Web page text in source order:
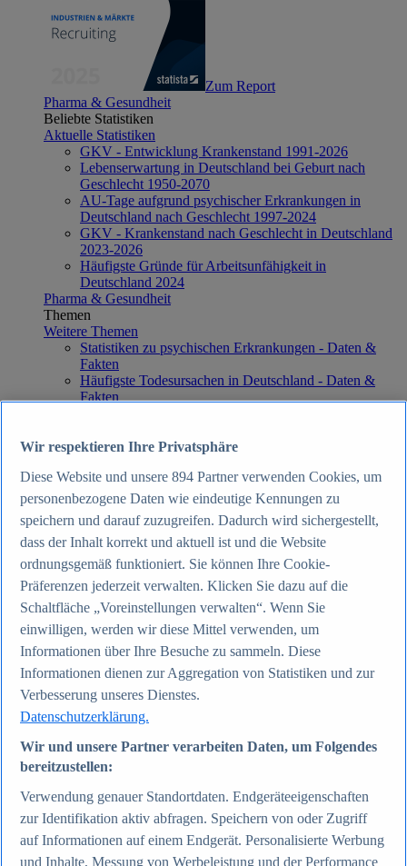
Zum Report
Pharma & Gesundheit
Beliebte Statistiken
Aktuelle Statistiken
GKV - Entwicklung Krankenstand 1991-2026
Lebenserwartung in Deutschland bei Geburt nach
Geschlecht 1950-2070
AU-Tage aufgrund psychischer Erkrankungen in
Deutschland nach Geschlecht 1997-2024
GKV - Krankenstand nach Geschlecht in Deutschland
2023-2026
Häufigste Gründe für Arbeitsunfähigkeit in
Deutschland 2024
Pharma & Gesundheit
Themen
Weitere Themen
Statistiken zu psychischen Erkrankungen - Daten &
Fakten
Häufigste Todesursachen in Deutschland - Daten &
Fakten
Zum Report
Internet
Beliebte Statistiken
Aktuelle Statistiken
Anzahl der Social-Media-Nutzer weltweit 2012-2025
Social Networks mit den meisten Nutzern weltweit
2025
Soziale Netzwerke in Deutschland nach Generationen
2025
Instagram - Nutzung nach Alter und Geschlecht in
Deutschland 2025
Podcasts - Nutzung 2016-2025
Internet
Themen
Social Media - Daten & Fakten
TikTok - Daten & Fakten
Wir respektieren Ihre Privatsphäre
Diese Website und unsere 894 Partner verwenden Cookies, um
personenbezogene Daten wie eindeutige Kennungen zu
speichern und darauf zuzugreifen. Dadurch wird sichergestellt,
dass der Inhalt korrekt und aktuell ist und die Website
ordnungsgemäß funktioniert. Sie können Ihre Cookie-
Präferenzen jederzeit verwalten. Klicken Sie dazu auf die
Schaltfläche „Voreinstellungen verwalten“. Wenn Sie
einwilligen, werden wir diese Mittel verwenden, um
Informationen über Ihre Besuche zu sammeln. Diese
Informationen dienen zur Aggregation von Statistiken und zur
Verbesserung unseres Dienstes.
Datenschutzerklärung.
Wir und unsere Partner verarbeiten Daten, um Folgendes
bereitzustellen:
Verwendung genauer Standortdaten. Endgeräteeigenschaften
zur Identifikation aktiv abfragen. Speichern von oder Zugriff
auf Informationen auf einem Endgerät. Personalisierte Werbung
und Inhalte, Messung von Werbeleistung und der Performance